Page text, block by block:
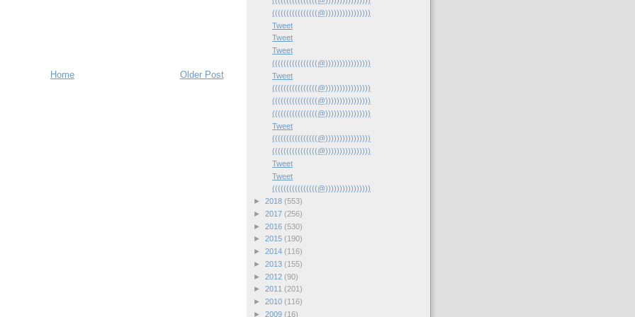
Older Post
Home
((((((((((((((((@))))))))))))))))
Tweet
Tweet
Tweet
((((((((((((((((@))))))))))))))))
Tweet
((((((((((((((((@))))))))))))))))
((((((((((((((((@))))))))))))))))
((((((((((((((((@))))))))))))))))
Tweet
((((((((((((((((@))))))))))))))))
((((((((((((((((@))))))))))))))))
Tweet
Tweet
((((((((((((((((@))))))))))))))))
► 2018 (553)
► 2017 (256)
► 2016 (530)
► 2015 (190)
► 2014 (116)
► 2013 (155)
► 2012 (90)
► 2011 (201)
► 2010 (116)
► 2009 (16)